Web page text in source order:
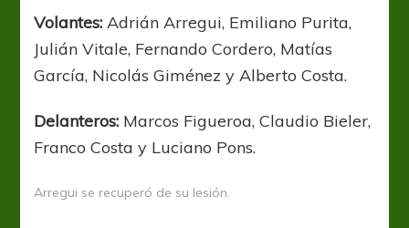
Volantes: Adrián Arregui, Emiliano Purita,
Julián Vitale, Fernando Cordero, Matías
García, Nicolás Giménez y Alberto Costa.
Delanteros: Marcos Figueroa, Claudio Bieler,
Franco Costa y Luciano Pons.
Arregui se recuperó de su lesión.